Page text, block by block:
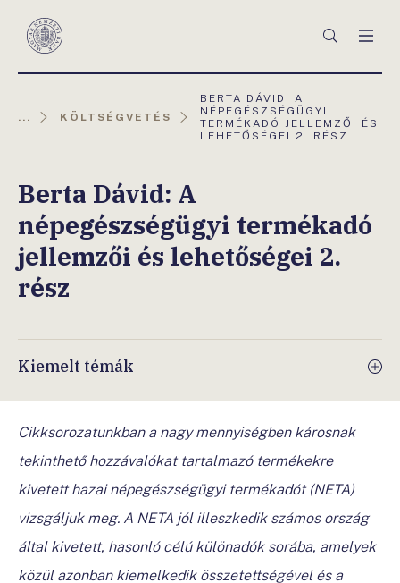
Magyar
Keresés
... KÖLTSÉGVETÉS
AKTUÁLIS
OLDAL:
BERTA DÁVID: A
NÉPEGÉSZSÉGÜGYI
TERMÉKADÓ JELLEMZŐI ÉS
LEHETŐSÉGEI 2. RÉSZ
Berta Dávid: A
népegészségügyi termékadó
jellemzői és lehetőségei 2.
rész
Kiemelt témák
Cikksorozatunkban a nagy mennyiségben károsnak
tekinthető hozzávalókat tartalmazó termékekre
kivetett hazai népegészségügyi termékadót (NETA)
vizsgáljuk meg. A NETA jól illeszkedik számos ország
által kivetett, hasonló célú különadók sorába, amelyek
közül azonban kiemelkedik összetettségével és a